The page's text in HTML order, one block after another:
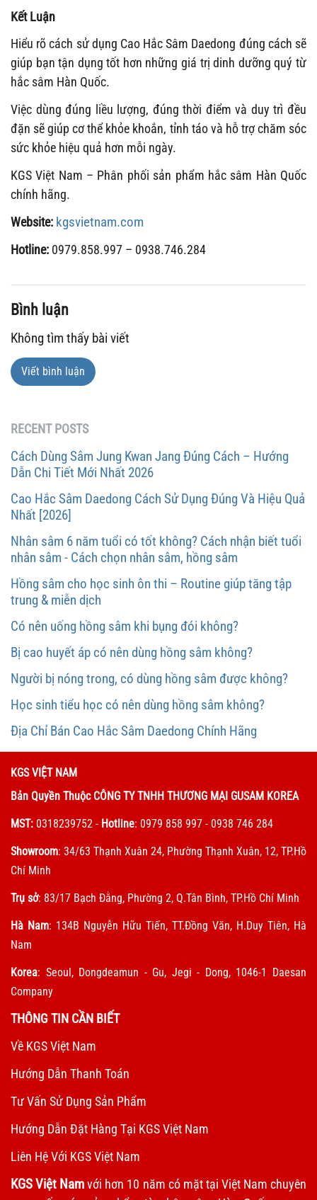
Kết Luận
Hiểu rõ cách sử dụng Cao Hắc Sâm Daedong đúng cách sẽ
giúp bạn tận dụng tốt hơn những giá trị dinh dưỡng quý từ
hắc sâm Hàn Quốc.
Việc dùng đúng liều lượng, đúng thời điểm và duy trì đều
đặn sẽ giúp cơ thể khỏe khoắn, tỉnh táo và hỗ trợ chăm sóc
sức khỏe hiệu quả hơn mỗi ngày.
KGS Việt Nam – Phân phối sản phẩm hắc sâm Hàn Quốc
chính hãng.
Website: kgsvietnam.com
Hotline: 0979.858.997 – 0938.746.284
Bình luận
Không tìm thấy bài viết
Viết bình luận
RECENT POSTS
Cách Dùng Sâm Jung Kwan Jang Đúng Cách – Hướng
Dẫn Chi Tiết Mới Nhất 2026
Cao Hắc Sâm Daedong Cách Sử Dụng Đúng Và Hiệu Quả
Nhất [2026]
Nhân sâm 6 năm tuổi có tốt không? Cách nhận biết tuổi
nhân sâm - Cách chọn nhân sâm, hồng sâm
Hồng sâm cho học sinh ôn thi – Routine giúp tăng tập
trung & miễn dịch
Có nên uống hồng sâm khi bụng đói không?
Bị cao huyết áp có nên dùng hồng sâm không?
Người bị nóng trong, có dùng hồng sâm được không?
Học sinh tiểu học có nên dùng hồng sâm không?
Địa Chỉ Bán Cao Hắc Sâm Daedong Chính Hãng
KGS VIỆT NAM
Bản Quyền Thuộc CÔNG TY TNHH THƯƠNG MẠI GUSAM KOREA
MST: 0318239752 - Hotline: 0979 858 997 - 0938 746 284
Showroom: 34/63 Thạnh Xuân 24, Phường Thạnh Xuân, 12, TP.Hồ
Chí Minh
Trụ sở: 83/17 Bạch Đằng, Phường 2, Q.Tân Bình, TP.Hồ Chí Minh
Hà Nam: 134B Nguyễn Hữu Tiến, TT.Đồng Văn, H.Duy Tiên, Hà
Nam
Korea: Seoul, Dongdeamun - Gu, Jegi - Dong, 1046-1 Daesan
Company
THÔNG TIN CẦN BIẾT
Về KGS Việt Nam
Hướng Dẫn Thanh Toán
Tư Vấn Sử Dụng Sản Phẩm
Hướng Dẫn Đặt Hàng Tại KGS Việt Nam
Liên Hệ Với KGS Việt Nam
KGS Việt Namvới hơn 10 năm có mặt tại Việt Nam chuyên